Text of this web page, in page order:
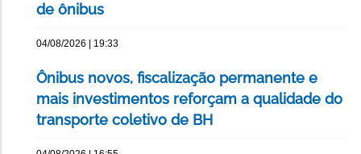
de ônibus
04/08/2026 | 19:33
Ônibus novos, fiscalização permanente e
mais investimentos reforçam a qualidade do
transporte coletivo de BH